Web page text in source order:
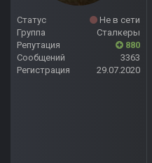
Статус
Не в сети
Группа
Сталкеры
Репутация
880
Сообщений
3363
Регистрация
29.07.2020